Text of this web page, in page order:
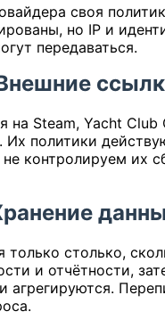
своя
но IP и
передаваться.
на Steam, Yacht Club
Их политики
контролируем их
только столько,
и отчётности,
агрегируются.